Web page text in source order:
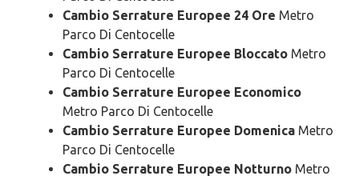
Cambio Serrature Europee 24 Ore Metro
Parco Di Centocelle
Cambio Serrature Europee Bloccato Metro
Parco Di Centocelle
Cambio Serrature Europee Economico
Metro Parco Di Centocelle
Cambio Serrature Europee Domenica Metro
Parco Di Centocelle
Cambio Serrature Europee Notturno Metro